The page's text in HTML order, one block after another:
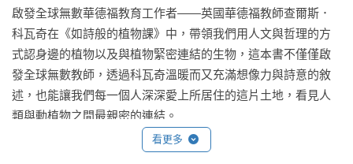
啟發全球無數華德福教育工作者——英國華德福教師查爾斯．
科瓦奇在《如詩般的植物課》中，帶領我們用人文與哲理的方
式認身邊的植物以及與植物緊密連結的生物，這本書不僅僅啟
發全球無數教師，透過科瓦奇溫暖而又充滿想像力與詩意的敘
述，也能讓我們每一個人深深愛上所居住的這片土地，看見人
類與動植物之間最親密的連結。
※（初版書名為《植物》）
看更多